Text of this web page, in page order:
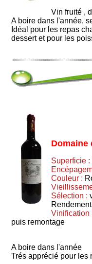
Vin fruité ,
A boire dans l'année,
Idéal pour les repas
dessert et pour les
Domaine
Superficie :
Couleur :
Sélection :
Vinification
puis remontage
A boire dans l'année
Trés apprécié pour les